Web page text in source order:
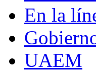
En la
UAEM